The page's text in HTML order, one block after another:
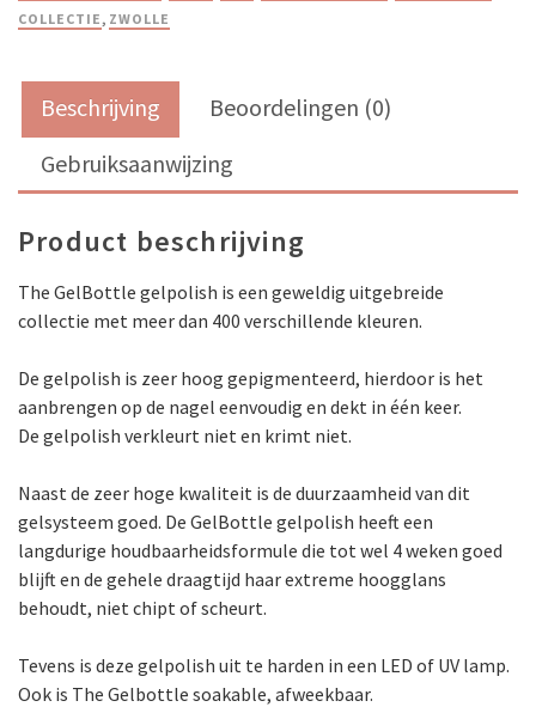
COLLECTIE, ZWOLLE
Beschrijving
Beoordelingen (0)
Gebruiksaanwijzing
Product beschrijving
The GelBottle gelpolish is een geweldig uitgebreide
collectie met meer dan 400 verschillende kleuren.
De gelpolish is zeer hoog gepigmenteerd, hierdoor is het
aanbrengen op de nagel eenvoudig en dekt in één keer.
De gelpolish verkleurt niet en krimt niet.
Naast de zeer hoge kwaliteit is de duurzaamheid van dit
gelsysteem goed. De GelBottle gelpolish heeft een
langdurige houdbaarheidsformule die tot wel 4 weken goed
blijft en de gehele draagtijd haar extreme hoogglans
behoudt, niet chipt of scheurt.
Tevens is deze gelpolish uit te harden in een LED of UV lamp.
Ook is The Gelbottle soakable, afweekbaar.